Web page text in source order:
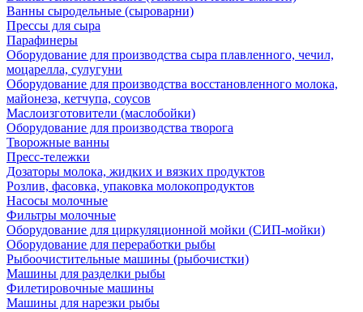
Ванны сыродельные (сыроварни)
Прессы для сыра
Парафинеры
Оборудование для производства сыра плавленного, чечил,
моцарелла, сулугуни
Оборудование для производства восстановленного молока,
майонеза, кетчупа, соусов
Маслоизготовители (маслобойки)
Оборудование для производства творога
Творожные ванны
Пресс-тележки
Дозаторы молока, жидких и вязких продуктов
Розлив, фасовка, упаковка молокопродуктов
Насосы молочные
Фильтры молочные
Оборудование для циркуляционной мойки (СИП-мойки)
Оборудование для переработки рыбы
Рыбоочистительные машины (рыбочистки)
Машины для разделки рыбы
Филетировочные машины
Машины для нарезки рыбы